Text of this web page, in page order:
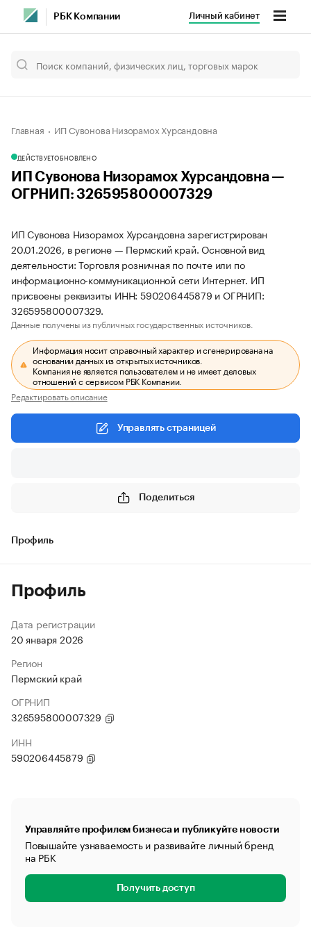
РБК Компании Личный кабинет
Главная ИП Сувонова Низорамох Хурсандовна
ДЕЙСТВУЕТОБНОВЛЕНО
ИП Сувонова Низорамох Хурсандовна —
ОГРНИП: 326595800007329
ИП Сувонова Низорамох Хурсандовна зарегистрирован
20.01.2026, в регионе — Пермский край. Основной вид
деятельности: Торговля розничная по почте или по
информационно-коммуникационной сети Интернет. ИП
присвоены реквизиты ИНН: 590206445879 и ОГРНИП:
326595800007329.
Данные получены из публичных государственных источников.
Информация носит справочный характер и сгенерирована на
основании данных из открытых источников.
Компания не является пользователем и не имеет деловых
отношений с сервисом РБК Компании.
Редактировать описание
Управлять страницей
Поделиться
Профиль
Профиль
Дата регистрации
20 января 2026
Регион
Пермский край
ОГРНИП
326595800007329
ИНН
590206445879
Управляйте профилем бизнеса и публикуйте новости
Повышайте узнаваемость и развивайте личный бренд
на РБК
Получить доступ